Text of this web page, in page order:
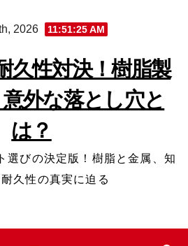
2026 11:51:26 AM
久性対決！樹脂製
外な落とし穴と
は？
選びの決定版！樹脂と金属、知
久性の真実に迫る